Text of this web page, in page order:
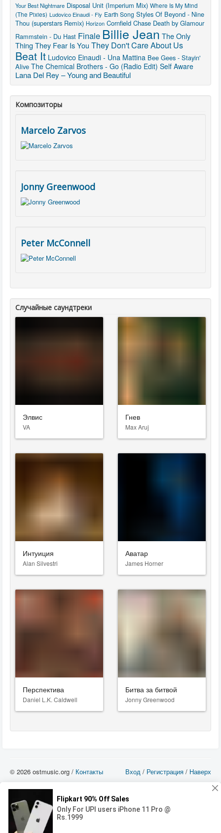
Your Best Nightmare Disposal Unit (Imperium Mix) Where Is My Mind
(The Pixies) Ludovico Einaudi - Fly Earth Song Styles Of Beyond - Nine
Thou (superstars Remix) Horizon Cornfield Chase Death by Glamour
Rammstein - Du Hast Finale Billie Jean The Only
Thing They Fear Is You They Don't Care About Us
Beat It Ludovico Einaudi - Una Mattina Bee Gees - Stayin'
Alive The Chemical Brothers - Go (Radio Edit) Self Aware
Lana Del Rey – Young and Beautiful
Композиторы
Marcelo Zarvos
Jonny Greenwood
Peter McConnell
Случайные саундтреки
Элвис
VA
Гнев
Max Aruj
Интуиция
Alan Silvestri
Аватар
James Horner
Перспектива
Daniel L.K. Caldwell
Битва за битвой
Jonny Greenwood
Вход / Регистрация / Наверх
© 2026 ostmusic.org / Контакты
можете использовать такие материалы только в том в случае, если
использование производится с ознакомительными целями - для прочих целей
вы должны приобрести лицензионную запись.